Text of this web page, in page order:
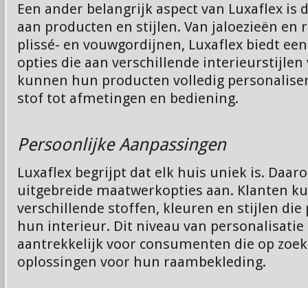
Een ander belangrijk aspect van Luxaflex is
aan producten en stijlen. Van jaloezieën
plissé- en vouwgordijnen, Luxaflex biedt
opties die aan verschillende interieurstijlen
kunnen hun producten volledig
stof tot afmetingen en bediening.
Persoonlijke Aanpassingen
Luxaflex begrijpt dat elk huis uniek is.
uitgebreide maatwerkopties aan. Klanten
verschillende stoffen, kleuren en stijlen die
hun interieur. Dit niveau van personalisatie
aantrekkelijk voor consumenten die op
oplossingen voor hun raambekleding.